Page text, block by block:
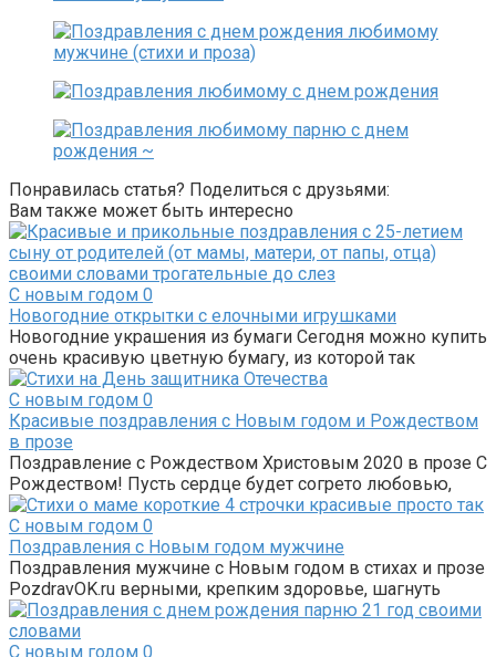
Понравилась статья? Поделиться с друзьями:
Вам также может быть интересно
С новым годом 0
Новогодние открытки с елочными игрушками
Новогодние украшения из бумаги Сегодня можно купить
очень красивую цветную бумагу, из которой так
С новым годом 0
Красивые поздравления с Новым годом и Рождеством
в прозе
Поздравление с Рождеством Христовым 2020 в прозе С
Рождеством! Пусть сердце будет согрето любовью,
С новым годом 0
Поздравления с Новым годом мужчине
Поздравления мужчине с Новым годом в стихах и прозе
​PozdravOK.ru​ верными, крепким здоровье,​​ шагнуть
С новым годом 0